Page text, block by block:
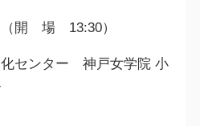
開 場 13:30）
センター 神戸女学院 小